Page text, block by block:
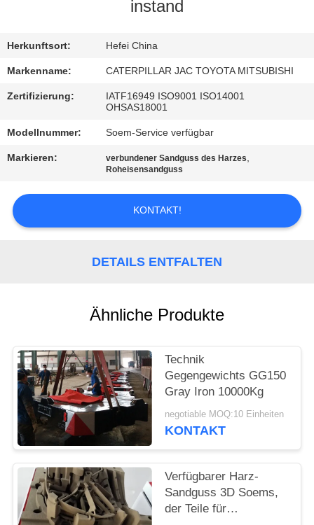
SIE
MIT
UNS
VERBINDUNG
FORDERN
SITEMAP
PRIVACY
POLICY
instand
Herkunftsort: Hefei China
Markenname: CATERPILLAR JAC TOYOTA MITSUBISHI
Zertifizierung:
IATF16949 ISO9001 ISO14001
OHSAS18001
Modellnummer: Soem-Service verfügbar
Markieren: verbundener Sandguss des Harzes,
Roheisensandguss
KONTAKT!
DETAILS ENTFALTEN
Ähnliche Produkte
Technik
Gegengewichts GG150
Gray Iron 10000Kg
negotiable MOQ:10 Einheiten
KONTAKT
Verfügbarer Harz-
Sandguss 3D Soems,
der Teile für